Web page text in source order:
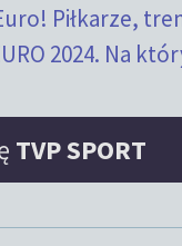
Piłkarze,
2024. Na
TVP SPORT